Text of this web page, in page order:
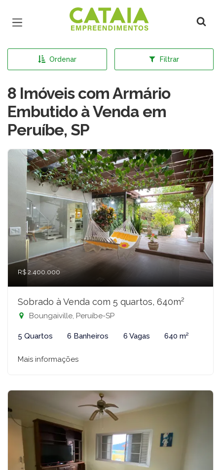
Página inicial
Ordenar Filtrar
8 Imóveis com Armário
Embutido à Venda em
Peruíbe, SP
R$ 2.400.000
Sobrado à Venda com 5 quartos, 640m²
Boungaiville, Peruíbe-SP
5 Quartos 6 Banheiros 6 Vagas 640 m²
Mais informações